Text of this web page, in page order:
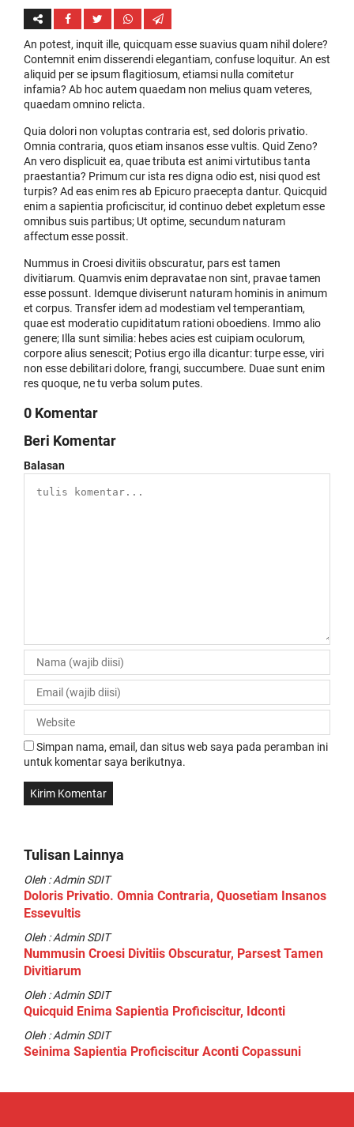
An potest, inquit ille, quicquam esse suavius quam nihil dolere?
Contemnit enim disserendi elegantiam, confuse loquitur. An est
aliquid per se ipsum flagitiosum, etiamsi nulla comitetur
infamia? Ab hoc autem quaedam non melius quam veteres,
quaedam omnino relicta.
Quia dolori non voluptas contraria est, sed doloris privatio.
Omnia contraria, quos etiam insanos esse vultis. Quid Zeno?
An vero displicuit ea, quae tributa est animi virtutibus tanta
praestantia? Primum cur ista res digna odio est, nisi quod est
turpis? Ad eas enim res ab Epicuro praecepta dantur. Quicquid
enim a sapientia proficiscitur, id continuo debet expletum esse
omnibus suis partibus; Ut optime, secundum naturam
affectum esse possit.
Nummus in Croesi divitiis obscuratur, pars est tamen
divitiarum. Quamvis enim depravatae non sint, pravae tamen
esse possunt. Idemque diviserunt naturam hominis in animum
et corpus. Transfer idem ad modestiam vel temperantiam,
quae est moderatio cupiditatum rationi oboediens. Immo alio
genere; Illa sunt similia: hebes acies est cuipiam oculorum,
corpore alius senescit; Potius ergo illa dicantur: turpe esse, viri
non esse debilitari dolore, frangi, succumbere. Duae sunt enim
res quoque, ne tu verba solum putes.
0 Komentar
Beri Komentar
Balasan
Simpan nama, email, dan situs web saya pada peramban ini
untuk komentar saya berikutnya.
Tulisan Lainnya
Oleh : Admin SDIT
Doloris Privatio. Omnia Contraria, Quosetiam Insanos
Essevultis
Oleh : Admin SDIT
Nummusin Croesi Divitiis Obscuratur, Parsest Tamen
Divitiarum
Oleh : Admin SDIT
Quicquid Enima Sapientia Proficiscitur, Idconti
Oleh : Admin SDIT
Seinima Sapientia Proficiscitur Aconti Copassuni